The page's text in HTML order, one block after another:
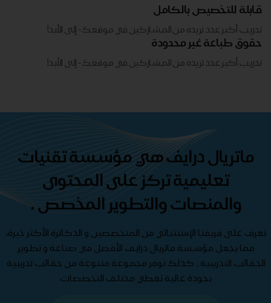
قابلة للتخصيص بالكامل
تدريب أكبر عدد تريده من المشاركين في موقعك - ​​إلى الأبد!
حقوق طباعة غير محدودة
تدريب أكبر عدد تريده من المشاركين في موقعك - ​​إلى الأبد!
ماتريال درايف هي مؤسسة تقنيات
تعليمية تركز على المحتوى
والمنصات والتطوير المخصص .
تعرف على فريقنا الإستثنائي من المتخصصين و الدكاترة الأكثر خبرة،
مما يجعل مؤسسة ماتريال درايف الأفضل في صناعة و تطوير
الحقائب التدريبية , كذلك نوفر مجموعة متنوعة من حقائب تدريبية
بجودة عالية تغطي مختلف التخصصات